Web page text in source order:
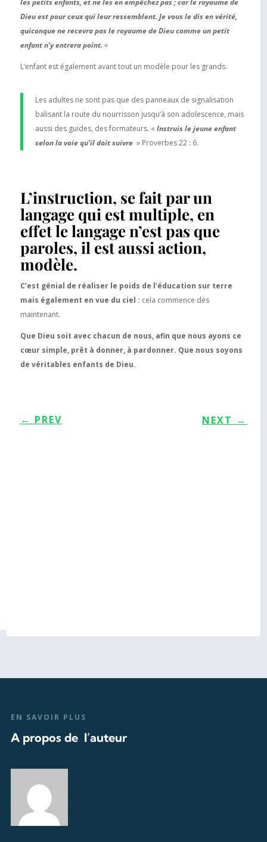
Dieu est pour ceux qui leur ressemblent. Je vous le dis en vérité,
quiconque ne recevra pas le royaume de Dieu comme un petit
enfant n’y entrera point. »
L’enfant est également avant tout un modèle pour les grands.
Les adultes ne sont pas que des panneaux de signalisation
balisant la route du nourrisson jusqu’à son adolescence, mais
aussi des guides, des formateurs. « Instruis le jeune enfant
selon la voie qu’il doit suivre » Proverbes 22 : 6.
L’instruction, se fait par un
langage qui est multiple, en
effet le langage n’est pas que
paroles, il est aussi action,
modèle.
C’est génial de réaliser le poids de l’éducation sur terre
mais également en vue du ciel : cela commence dès
maintenant.
Que Dieu soit avec chacun de nous, afin que nous ayons ce
cœur simple, prêt à donner, à pardonner. Que nous soyons
de véritables enfants de Dieu.
← PREV NEXT →
EN SAVOIR PLUS
A propos de l’auteur